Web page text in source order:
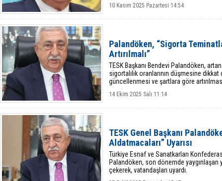
10 Kasım 2025 Pazartesi 14:54
Palandöken, “Sigorta
Artırılmalı”
TESK Başkanı Bendevi Palandöken,
sigortalılık oranlarının düşmesine
güncellenmesi ve şartlara göre
14 Ekim 2025 Salı 11:14
TESK Genel Başkanı
Aldatmacaları” Uyarısı
Türkiye Esnaf ve Sanatkarları
Palandöken, son dönemde yaygınlaşan
çekerek, vatandaşları uyardı.